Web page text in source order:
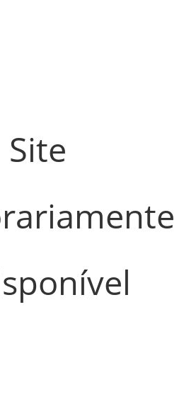
Site